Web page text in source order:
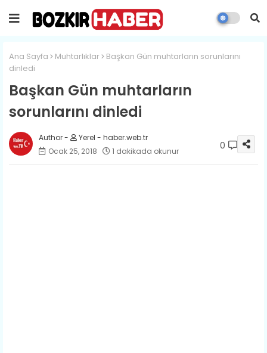
Ana Sayfa Muhtarlıklar
Başkan Gün muhtarların sorunlarını
dinledi
Başkan Gün muhtarların
sorunlarını dinledi
Yerel - haber.web.tr
Ocak 25, 2018
1 dakikada okunur 0